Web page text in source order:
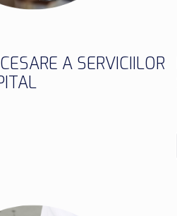
A SERVICIILOR